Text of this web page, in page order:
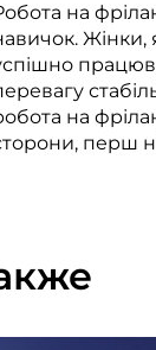
на
Жінки,
на
перш